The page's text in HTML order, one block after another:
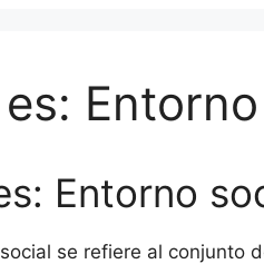
Entorno
se refiere al conjunto